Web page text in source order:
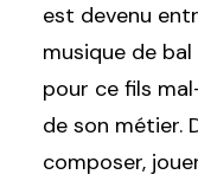
est devenu
musique de
pour ce fils
de son métier.
composer,